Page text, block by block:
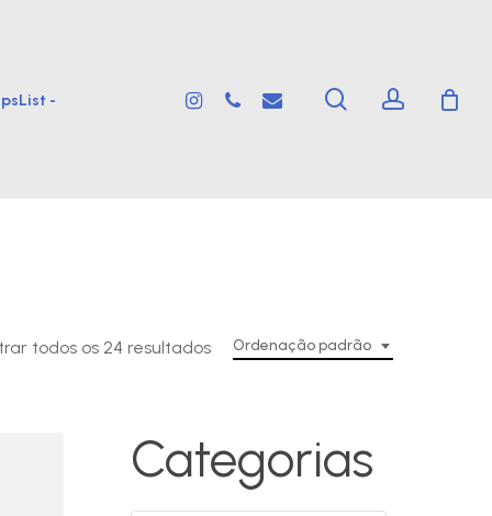
- instagram
phone email searchaccount
Ordenação padrão
todos os 24 resultados
Categorias